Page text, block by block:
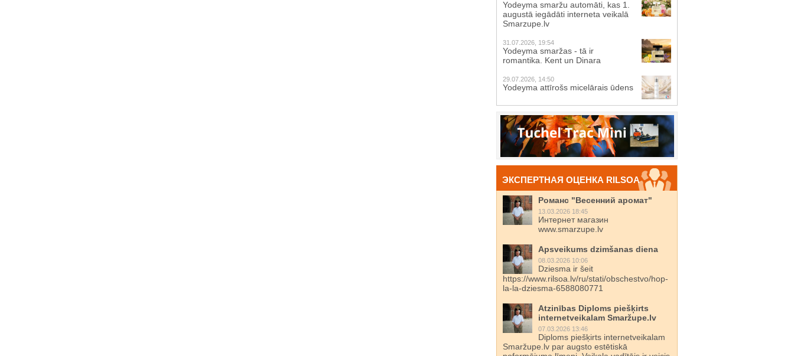
Yodeyma smaržu automāti, kas 1.
augustā iegādāti interneta veikalā
Smarzupe.lv
31.07.2026, 19:54
Yodeyma smaržas - tā ir
romantika. Kent un Dinara
29.07.2026, 14:50
Yodeyma attīrošs micelārais ūdens
ЭКСПЕРТНАЯ ОЦЕНКА RILSOA
Романс "Весенний аромат"
13.03.2026 18:45
Интернет магазин
www.smarzupe.lv
Apsveikums dzimšanas diena
08.03.2026 10:06
Dziesma ir šeit
https://www.rilsoa.lv/ru/stati/obschestvo/hop-
la-la-dziesma-6588080771
Atzinības Diploms piešķirts
internetveikalam Smaržupe.lv
07.03.2026 13:46
Diploms piešķirts internetveikalam
Smaržupe.lv par augsto estētiskā